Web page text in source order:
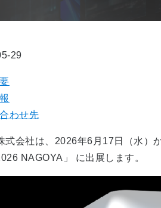
29
わせ先
式会社は、2026年6月17日（水）
NAGOYA」 に出展します。